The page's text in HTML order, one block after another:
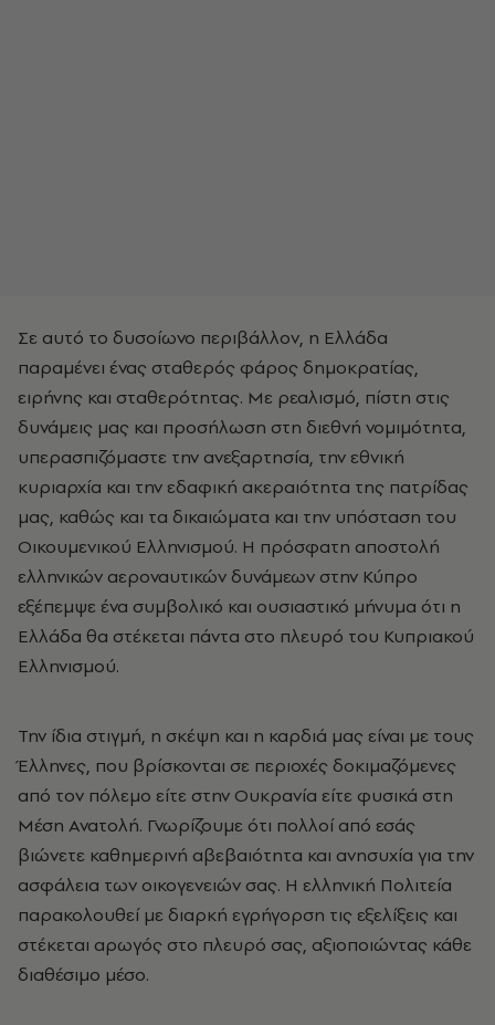
Σε αυτό το δυσοίωνο περιβάλλον, η Ελλάδα
παραμένει ένας σταθερός φάρος δημοκρατίας,
ειρήνης και σταθερότητας. Με ρεαλισμό, πίστη στις
δυνάμεις μας και προσήλωση στη διεθνή νομιμότητα,
υπερασπιζόμαστε την ανεξαρτησία, την εθνική
κυριαρχία και την εδαφική ακεραιότητα της πατρίδας
μας, καθώς και τα δικαιώματα και την υπόσταση του
Οικουμενικού Ελληνισμού. Η πρόσφατη αποστολή
ελληνικών αεροναυτικών δυνάμεων στην Κύπρο
εξέπεμψε ένα συμβολικό και ουσιαστικό μήνυμα ότι η
Ελλάδα θα στέκεται πάντα στο πλευρό του Κυπριακού
Ελληνισμού.
Την ίδια στιγμή, η σκέψη και η καρδιά μας είναι με τους
Έλληνες, που βρίσκονται σε περιοχές δοκιμαζόμενες
από τον πόλεμο είτε στην Ουκρανία είτε φυσικά στη
Μέση Ανατολή. Γνωρίζουμε ότι πολλοί από εσάς
βιώνετε καθημερινή αβεβαιότητα και ανησυχία για την
ασφάλεια των οικογενειών σας. Η ελληνική Πολιτεία
παρακολουθεί με διαρκή εγρήγορση τις εξελίξεις και
στέκεται αρωγός στο πλευρό σας, αξιοποιώντας κάθε
διαθέσιμο μέσο.